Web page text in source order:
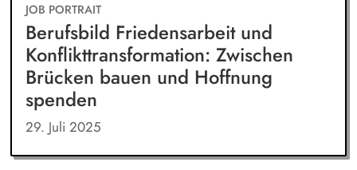
JOB PORTRAIT
Berufsbild Friedensarbeit und
Konflikttransformation: Zwischen
Brücken bauen und Hoffnung
spenden
29. Juli 2025